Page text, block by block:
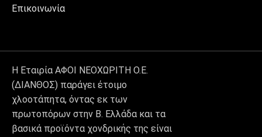
Επικοινωνία
Η Εταιρία ΑΦΟΙ ΝΕΟΧΩΡΙΤΗ Ο.Ε.
(ΔΙΑΝΘΟΣ) παράγει έτοιμο
χλοοτάπητα, όντας εκ των
πρωτοπόρων στην Β. Ελλάδα και τα
βασικά προϊόντα χονδρικής της είναι